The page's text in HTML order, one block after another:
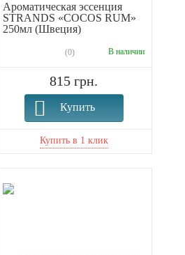
Ароматическая эссенция
STRANDS «COCOS RUM»
250мл (Швеция)
(0) В наличии
815 грн.
Купить